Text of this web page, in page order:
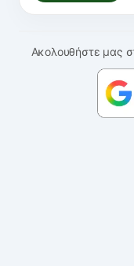
Ακολουθήστε μας